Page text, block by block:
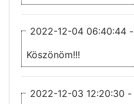
2022-12-04 06:40:44 -
Köszönöm!!!
2022-12-03 12:20:30 -